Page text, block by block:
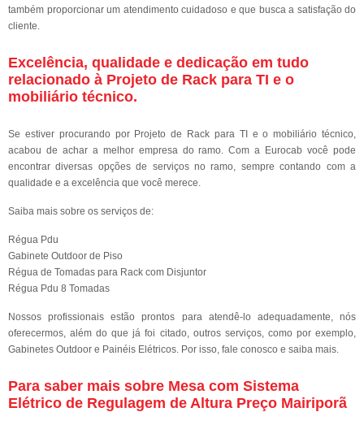
também proporcionar um atendimento cuidadoso e que busca a satisfação do
cliente.
Excelência, qualidade e dedicação em tudo
relacionado à Projeto de Rack para TI e o
mobiliário técnico.
Se estiver procurando por Projeto de Rack para TI e o mobiliário técnico,
acabou de achar a melhor empresa do ramo. Com a Eurocab você pode
encontrar diversas opções de serviços no ramo, sempre contando com a
qualidade e a excelência que você merece.
Saiba mais sobre os serviços de:
Régua Pdu
Gabinete Outdoor de Piso
Régua de Tomadas para Rack com Disjuntor
Régua Pdu 8 Tomadas
Nossos profissionais estão prontos para atendê-lo adequadamente, nós
oferecermos, além do que já foi citado, outros serviços, como por exemplo,
Gabinetes Outdoor e Painéis Elétricos. Por isso, fale conosco e saiba mais.
Para saber mais sobre Mesa com Sistema
Elétrico de Regulagem de Altura Preço Mairiporã